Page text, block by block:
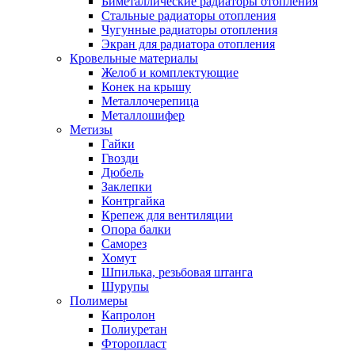
Стальные радиаторы отопления
Чугунные радиаторы отопления
Экран для радиатора отопления
Кровельные материалы
Желоб и комплектующие
Конек на крышу
Металлочерепица
Металлошифер
Метизы
Гайки
Гвозди
Дюбель
Заклепки
Контргайка
Крепеж для вентиляции
Опора балки
Саморез
Хомут
Шпилька, резьбовая штанга
Шурупы
Полимеры
Капролон
Полиуретан
Фторопласт